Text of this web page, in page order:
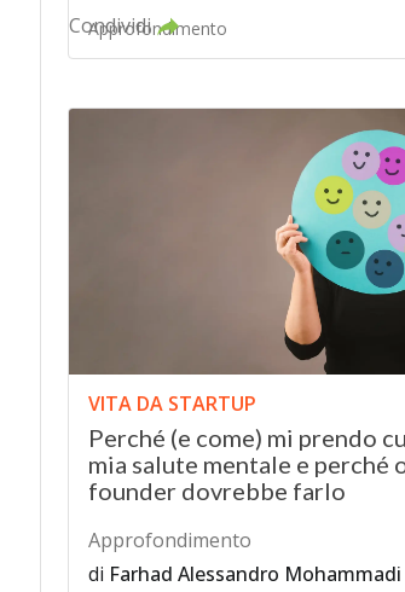
Approfondimento
Condividi
VITA DA STARTUP
Perché (e come) mi prendo
mia salute mentale e perché
founder dovrebbe farlo
Approfondimento
di Farhad Alessandro Mohammadi